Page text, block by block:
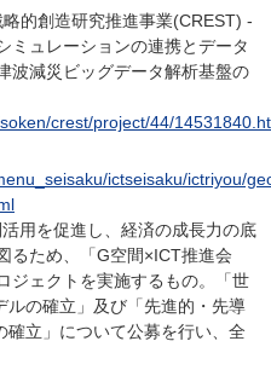
的創造研究推進事業(CREST) -
ミュレーションの連携とデータ
波減災ビッグデータ解析基盤の
crest/project/44/
ictseisaku/ictriyou/
用を促進し、経済の成長力の底
るため、「G空間×ICT推進会
ジェクトを実施するもの。「世
ルの確立」及び「先進的・先導
確立」について公募を行い、全